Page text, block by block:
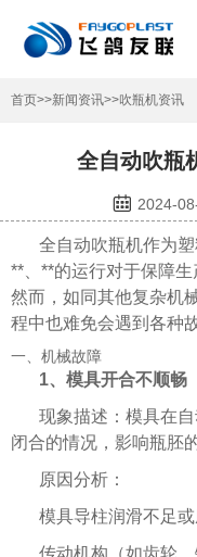
首页>>新闻资讯>>吹瓶机资讯
全自动吹瓶
2024-
全自动吹瓶机作为
**、**的运行对于保障生
然而，如同其他复杂机
程中也难免会遇到各种故
一、机械故障
1、模具开合不顺畅
现象描述：模具在
闭合的情况，影响瓶胚
原因分析：
模具导柱润滑不足或
传动机构（如齿轮、